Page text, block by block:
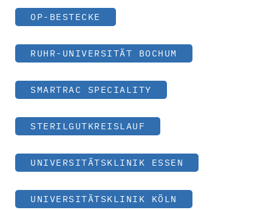
OP-BESTECKE
RUHR-UNIVERSITÄT BOCHUM
SMARTRAC SPECIALITY
STERILGUTKREISLAUF
UNIVERSITÄTSKLINIK ESSEN
UNIVERSITÄTSKLINIK KÖLN